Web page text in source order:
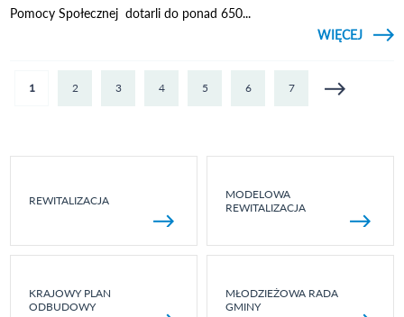
Pomocy Społecznej dotarli do ponad 650...
CZYTAJ
WIĘCEJ
O
Strony
1 2 3 4 5 6 7
REWITALIZACJA
MODELOWA
REWITALIZACJA
KRAJOWY PLAN
ODBUDOWY
MŁODZIEŻOWA RADA
GMINY